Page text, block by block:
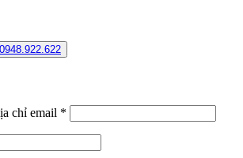
chỉ email *